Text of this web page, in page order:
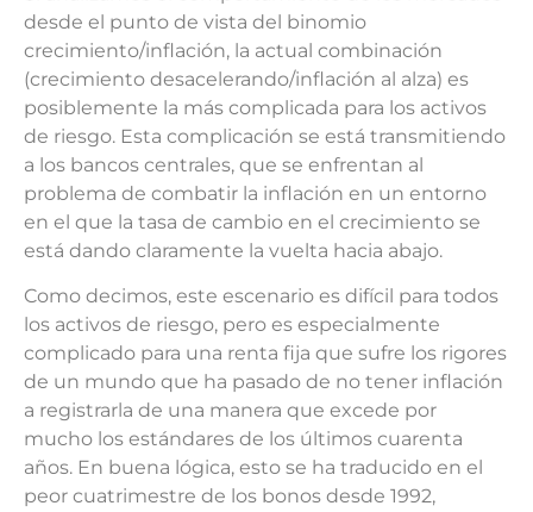
desde el punto de vista del binomio
crecimiento/inflación, la actual combinación
(crecimiento desacelerando/inflación al alza) es
posiblemente la más complicada para los activos
de riesgo. Esta complicación se está transmitiendo
a los bancos centrales, que se enfrentan al
problema de combatir la inflación en un entorno
en el que la tasa de cambio en el crecimiento se
está dando claramente la vuelta hacia abajo.
Como decimos, este escenario es difícil para todos
los activos de riesgo, pero es especialmente
complicado para una renta fija que sufre los rigores
de un mundo que ha pasado de no tener inflación
a registrarla de una manera que excede por
mucho los estándares de los últimos cuarenta
años. En buena lógica, esto se ha traducido en el
peor cuatrimestre de los bonos desde 1992,